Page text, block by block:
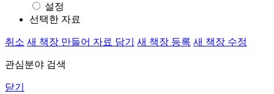
설정
선택한 자료
취소 새 책장 만들어 자료 담기 새 책장 등록 새 책장 수정
관심분야 검색
닫기